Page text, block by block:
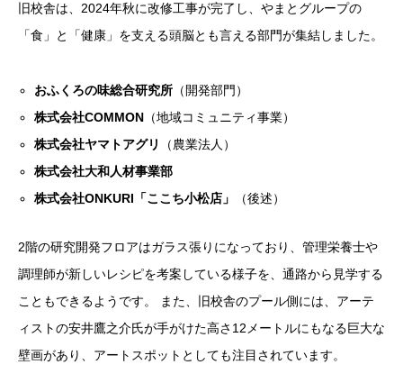
旧校舎は、2024年秋に改修工事が完了し、やまとグループの
「食」と「健康」を支える頭脳とも言える部門が集結しました。
おふくろの味総合研究所 （開発部門）
株式会社COMMON （地域コミュニティ事業）
株式会社ヤマトアグリ
（農業法人）
株式会社大和人材事業部
株式会社ONKURI「ここち小松店」
（後述）
2階の研究開発フロアはガラス張りになっており、管理栄養士や
調理師が新しいレシピを考案している様子を、通路から見学する
こともできるようです。 また、旧校舎のプール側には、アーテ
ィストの安井鷹之介氏が手がけた高さ12メートルにもなる巨大な
壁画があり、アートスポットとしても注目されています。